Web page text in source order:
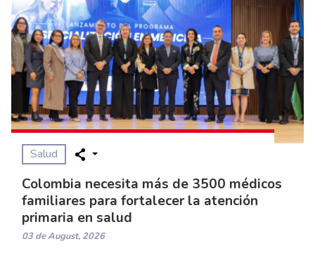
Salud
Colombia necesita más de 3500 médicos
familiares para fortalecer la atención
primaria en salud
03 de August, 2026